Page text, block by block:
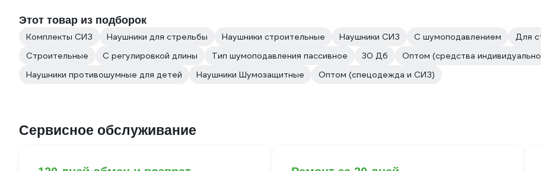
Этот товар из подборок
Комплекты СИЗ Наушники для стрельбы Наушники строительные Наушники СИЗ С шумоподавлением Для
Строительные
С регулировкой длины Тип шумоподавления пассивное 30 Дб Оптом (средства
Наушники противошумные для детей
Наушники Шумозащитные Оптом (спецодежда и СИЗ)
Сервисное обслуживание